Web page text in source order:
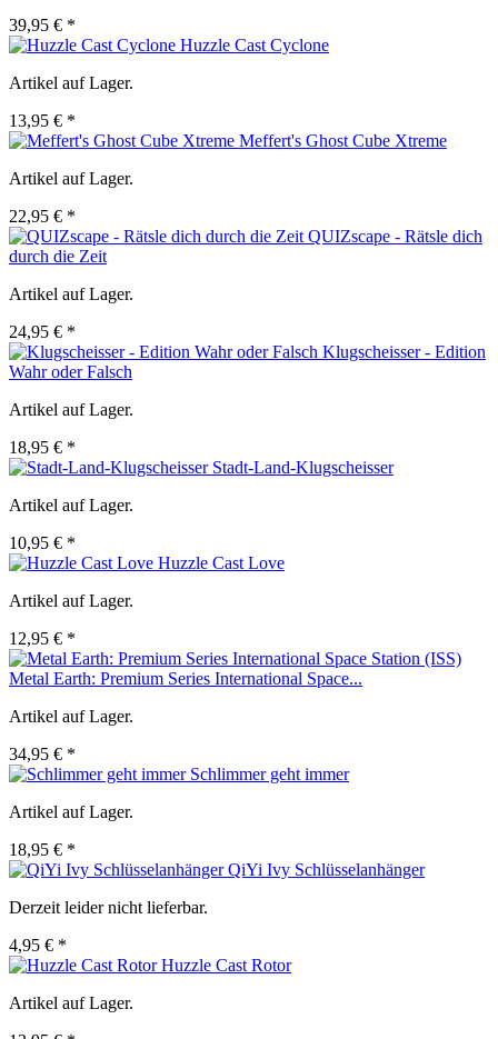
39,95 € *
Huzzle Cast Cyclone
Artikel auf Lager.
13,95 € *
Meffert's Ghost Cube Xtreme
Artikel auf Lager.
22,95 € *
QUIZscape - Rätsle dich
durch die Zeit
Artikel auf Lager.
24,95 € *
Klugscheisser - Edition
Wahr oder Falsch
Artikel auf Lager.
18,95 € *
Stadt-Land-Klugscheisser
Artikel auf Lager.
10,95 € *
Huzzle Cast Love
Artikel auf Lager.
12,95 € *
Metal Earth: Premium Series International Space...
Artikel auf Lager.
34,95 € *
Schlimmer geht immer
Artikel auf Lager.
18,95 € *
QiYi Ivy Schlüsselanhänger
Derzeit leider nicht lieferbar.
4,95 € *
Huzzle Cast Rotor
Artikel auf Lager.